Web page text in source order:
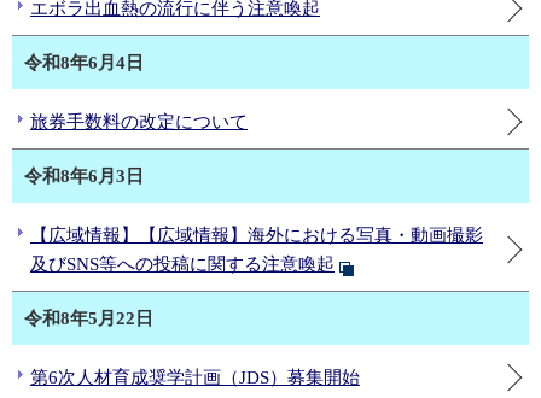
エボラ出血熱の流行に伴う注意喚起
令和8年6月4日
旅券手数料の改定について
令和8年6月3日
【広域情報】【広域情報】海外における写真・動画撮影
及びSNS等への投稿に関する注意喚起
令和8年5月22日
第6次人材育成奨学計画（JDS）募集開始